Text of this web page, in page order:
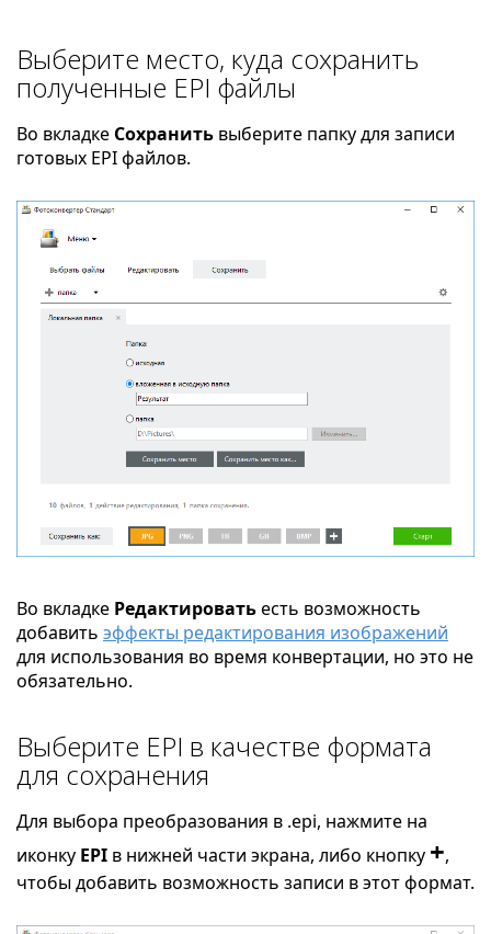
Выберите место, куда сохранить
полученные EPI файлы
Во вкладке Сохранить выберите папку для записи
готовых EPI файлов.
Во вкладке Редактироватьесть возможность
добавить эффекты редактирования изображений
для использования во время конвертации, но это не
обязательно.
Выберите EPI в качестве формата
для сохранения
Для выбора преобразования в .epi, нажмите на
иконку EPI в нижней части экрана, либо кнопку +,
чтобы добавить возможность записи в этот формат.